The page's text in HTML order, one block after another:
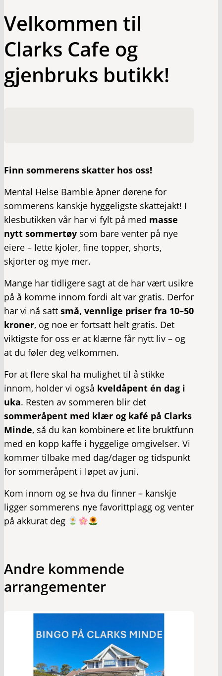
Velkommen til
Clarks Cafe og
gjenbruks butikk!
Finn sommerens skatter hos oss!
Mental Helse Bamble åpner dørene for
sommerens kanskje hyggeligste skattejakt! I
klesbutikken vår har vi fylt på med masse
nytt sommertøy som bare venter på nye
eiere – lette kjoler, fine topper, shorts,
skjorter og mye mer.
Mange har tidligere sagt at de har vært usikre
på å komme innom fordi alt var gratis. Derfor
har vi nå satt små, vennlige priser fra 10–50
kroner, og noe er fortsatt helt gratis. Det
viktigste for oss er at klærne får nytt liv – og
at du føler deg velkommen.
For at flere skal ha mulighet til å stikke
innom, holder vi også kveldåpent én dag i
uka. Resten av sommeren blir det
sommeråpent med klær og kafé på Clarks
Minde, så du kan kombinere et lite bruktfunn
med en kopp kaffe i hyggelige omgivelser. Vi
kommer tilbake med dag/dager og tidspunkt
for sommeråpent i løpet av juni.
Kom innom og se hva du finner – kanskje
ligger sommerens nye favorittplagg og venter
på akkurat deg
Andre kommende
arrangementer